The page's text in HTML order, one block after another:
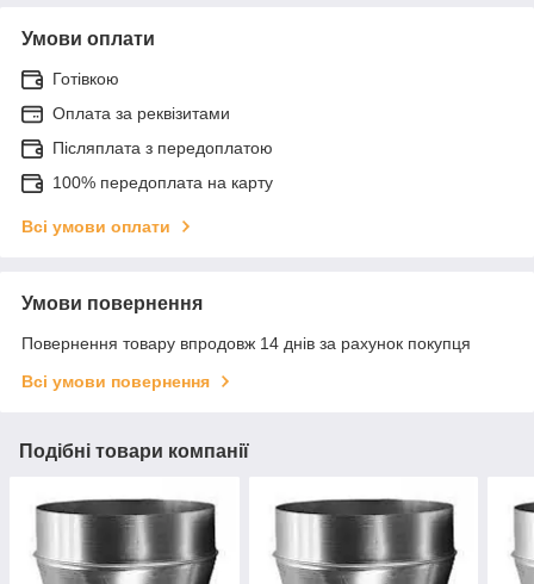
Умови оплати
Готівкою
Оплата за реквізитами
Післяплата з передоплатою
100% передоплата на карту
Всі умови оплати
Умови повернення
Повернення товару впродовж 14 днів за рахунок покупця
Всі умови повернення
Подібні товари компанії